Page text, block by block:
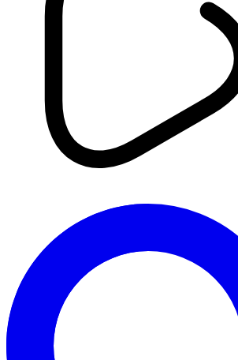
Attaf reçu par la présidente
Conseil de la République de